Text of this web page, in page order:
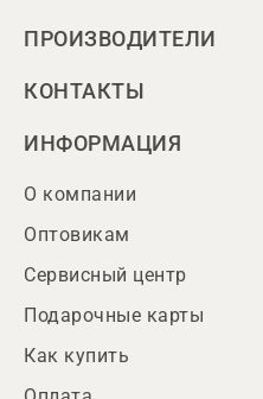
ПРОИЗВОДИТЕЛИ
КОНТАКТЫ
ИНФОРМАЦИЯ
О компании
Оптовикам
Сервисный центр
Подарочные карты
Как купить